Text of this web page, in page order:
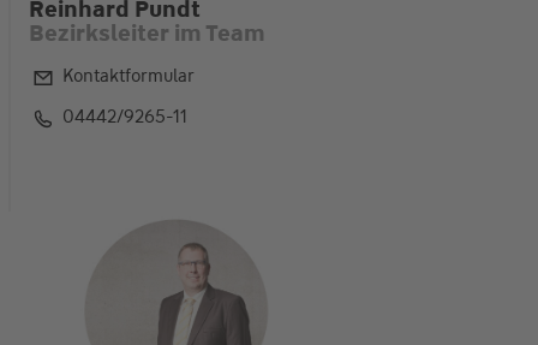
Reinhard Pundt
Bezirksleiter im Team
Kontaktformular
04442/9265-11